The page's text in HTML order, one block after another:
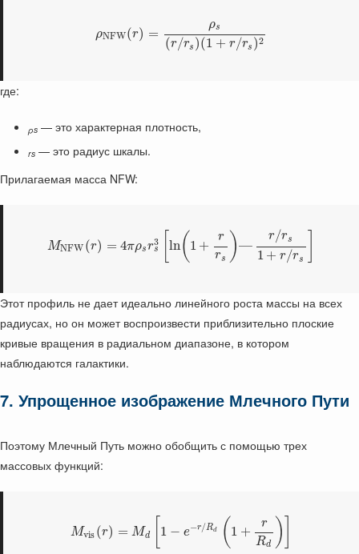
ρNFW(r) =
ρs
(r/rs )(1 + r/rs )2
где:
ρs — это характерная плотность,
rs — это радиус шкалы.
Прилагаемая масса NFW:
MNFW (r) = 4πρsr3
s ln( 1 +
r
rs )—
r/rs
1 + r/rs
Этот профиль не дает идеально линейного роста массы на всех
радиусах, но он может воспроизвести приблизительно плоские
кривые вращения в радиальном диапазоне, в котором
наблюдаются галактики.
7. Упрощенное изображение Млечного Пути
Поэтому Млечный Путь можно обобщить с помощью трех
массовых функций:
Mvis (r) = Md 1 − e−r/Rd ( 1 +
r
Rd )